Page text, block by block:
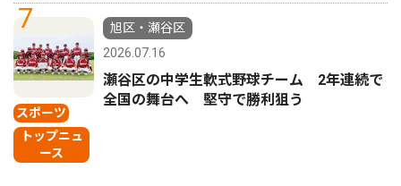
7
スポーツ
トップニュ
ース
旭区・瀬谷区
2026.07.16
瀬谷区の中学生軟式野球チーム 2年連続で
全国の舞台へ 堅守で勝利狙う